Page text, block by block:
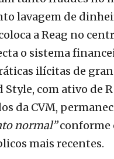
lavagem de
a Reag no
o sistema
ilícitas de
Style, com ativo de
da CVM,
normal”conforme
mais recentes.